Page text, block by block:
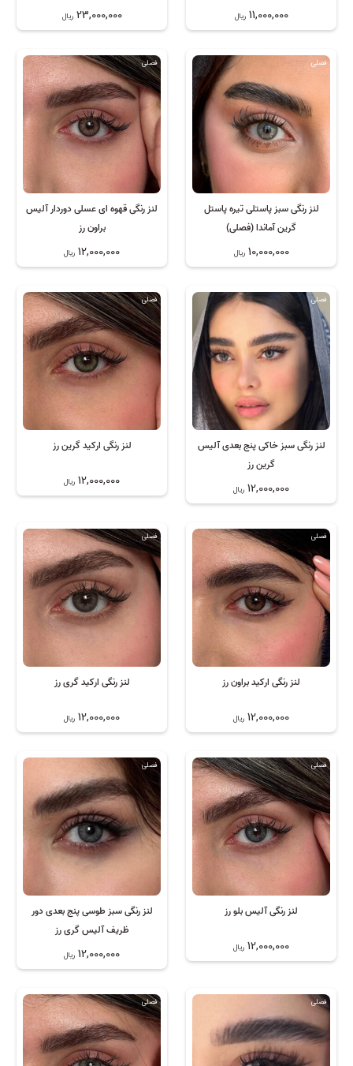
11,000,000 ریال 23,000,000 ریال
لنز رنگی سبز پاستلی تیره پاستل
گرین آماندا (فصلی)
10,000,000 ریال
فصلی
لنز رنگی قهوه ای عسلی دوردار آلیس
براون رز
12,000,000 ریال
فصلی
لنز رنگی سبز خاکی پنج بعدی آلیس
گرین رز
12,000,000 ریال
فصلی
لنز رنگی ارکید گرین رز
12,000,000 ریال
فصلی
لنز رنگی ارکید براون رز
12,000,000 ریال
فصلی
لنز رنگی ارکید گری رز
12,000,000 ریال
فصلی
لنز رنگی آلیس بلو رز
12,000,000 ریال
فصلی
لنز رنگی سبز طوسی پنج بعدی دور
ظریف آلیس گری رز
12,000,000 ریال
فصلی
فصلی فصلی